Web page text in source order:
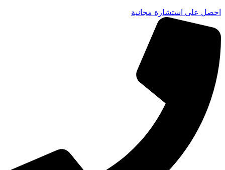
احصل على استشارة مجانية